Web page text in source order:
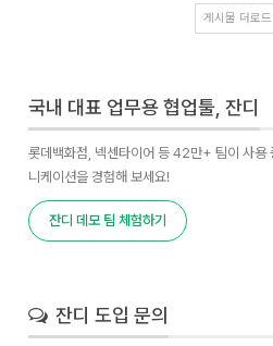
게시물 더로드
국내 대표 업무용 협업툴, 잔디
롯데백화점, 넥센타이어 등 42만+ 팀이 사용
니케이션을 경험해 보세요!
잔디 데모 팀 체험하기
잔디 도입 문의